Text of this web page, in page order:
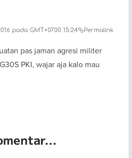
pada GMT+0700 15:24 Permalink
pas jaman agresi militer
PKI, wajar aja kalo mau